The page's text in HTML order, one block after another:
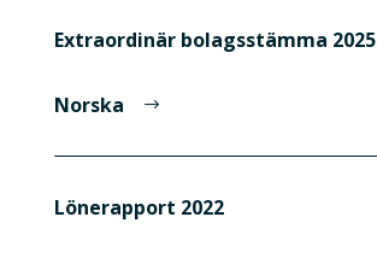
Extraordinär bolagsstämma 2025
Norska
Lönerapport 2022